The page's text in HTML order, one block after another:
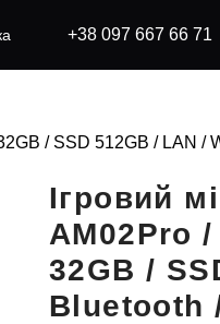
+38 097 667 66 71
/ SSD 512GB / LAN
Ігровий
AM02Pro
32GB /
Bluetooth